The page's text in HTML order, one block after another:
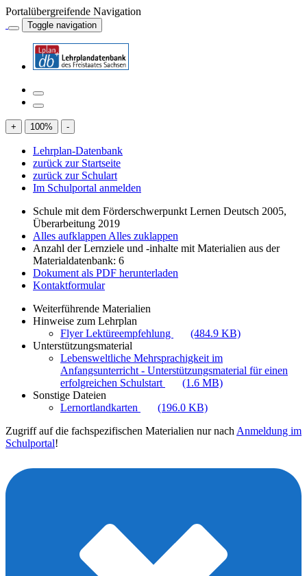
Portalübergreifende Navigation
Toggle navigation
+ 100% -
Lehrplan-Datenbank
zurück zur Startseite
zurück zur Schulart
Im Schulportal anmelden
Schule mit dem Förderschwerpunkt Lernen Deutsch 2005,
Überarbeitung 2019
Alles aufklappen Alles zuklappen
Anzahl der Lernziele und -inhalte mit Materialien aus der
Materialdatenbank: 6
Dokument als PDF herunterladen
Kontaktformular
Weiterführende Materialien
Hinweise zum Lehrplan
Flyer Lektüreempfehlung
(484.9 KB)
Unterstützungsmaterial
Lebensweltliche Mehrsprachigkeit im
Anfangsunterricht - Unterstützungsmaterial für einen
erfolgreichen Schulstart
(1.6 MB)
Sonstige Dateien
Lernortlandkarten
(196.0 KB)
Zugriff auf die fachspezifischen Materialien nur nach Anmeldung im
Schulportal!